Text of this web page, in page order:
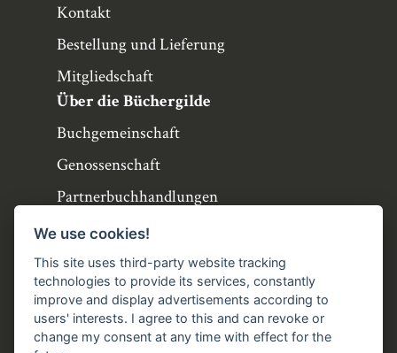
Kontakt
Bestellung und Lieferung
Mitgliedschaft
Über die Büchergilde
Buchgemeinschaft
Genossenschaft
Partnerbuchhandlungen
Büchergilde online
Stellenangebote
Folgen Sie uns!
FacebookInstagramYouTubeTikTok
We use cookies!
This site uses third-party website tracking
technologies to provide its services, constantly
improve and display advertisements according to
users' interests. I agree to this and can revoke or
change my consent at any time with effect for the